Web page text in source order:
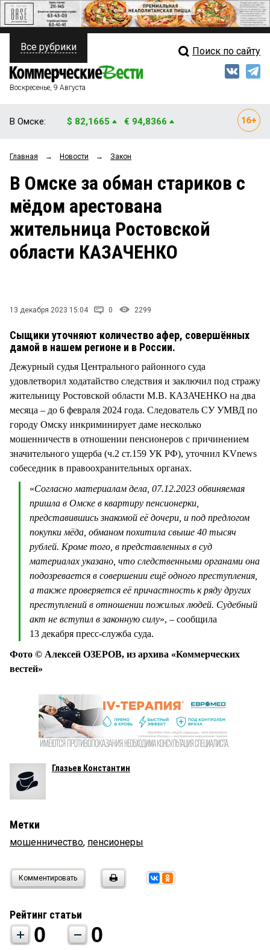
ПОЛИТИКА
ФИНАНСЫ
ОБЩЕСТВО
ЗАКОН
НОВОСТИ КОМПАНИЙ
ПРОИСШЕСТВИЯ
Свежий выпуск
Рейтинги
Блоги
Архив
Все рубрики Поиск по сайту
Воскресенье, 9 Августа
В Омске: $ 82,1665 € 94,8366
Главная → Новости → Закон
В Омске за обман стариков с
мёдом арестована
жительница Ростовской
области КАЗАЧЕНКО
13 декабря 2023 15:04 0 2299
Сыщики уточняют количество афер, совершённых
дамой в нашем регионе и в России.
Дежурный судья Центрального районного суда
удовлетворил ходатайство следствия и заключил под стражу
жительницу Ростовской области М.В. КАЗАЧЕНКО на два
месяца – до 6 февраля 2024 года. Следователь СУ УМВД по
городу Омску инкриминирует даме несколько
мошенничеств в отношении пенсионеров с причинением
значительного ущерба (ч.2 ст.159 УК РФ), уточнил KVnews
собеседник в правоохранительных органах.
«Согласно материалам дела, 07.12.2023 обвиняемая
пришла в Омске в квартиру пенсионерки,
представившись знакомой её дочери, и под предлогом
покупки мёда, обманом похитила свыше 40 тысяч
рублей. Кроме того, в представленных в суд
материалах указано, что следственными органами она
подозревается в совершении ещё одного преступления,
а также проверяется её причастность к ряду других
преступлений в отношении пожилых людей. Судебный
акт не вступил в законную силу», – сообщила
13 декабря пресс-служба суда.
Фото © Алексей ОЗЕРОВ, из архива «Коммерческих
вестей»
Глазьев Константин
Метки
мошенничество, пенсионеры
Комментировать
Рейтинг статьи
0 0